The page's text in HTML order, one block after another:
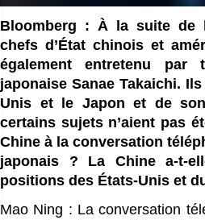
Bloomberg : À la suite de
chefs d’État chinois et
également entretenu par
japonaise Sanae Takaichi.
Unis et le Japon et de
certains sujets n’aient pas
Chine à la conversation
japonais ? La Chine a-t-
positions des États-Unis et
Mao Ning : La conversation